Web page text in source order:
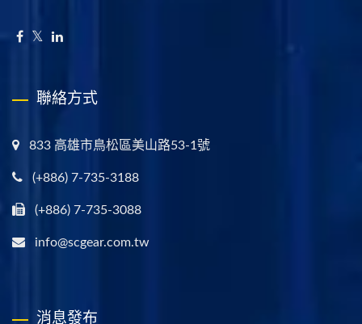
聯絡方式
833 高雄市鳥松區美山路53-1號
(+886) 7-735-3188
(+886) 7-735-3088
info@scgear.com.tw
消息發布